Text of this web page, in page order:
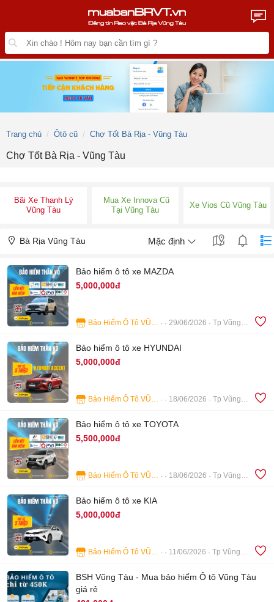
Trang chủ Ôtô cũ Chợ Tốt Bà Rịa - Vũng Tàu
Chợ Tốt Bà Rịa - Vũng Tàu
Bãi Xe Thanh Lý
Vũng Tàu
Mua Xe Innova Cũ
Tại Vũng Tàu
Xe Vios Cũ Vũng Tàu
Bà Rịa Vũng Tàu Mặc định
Bảo hiểm ô tô xe MAZDA
5,000,000đ
Bảo Hiểm Ô Tô VŨNG TÀU 29/06/2026 Tp Vũng Tàu
Bảo hiểm ô tô xe HYUNDAI
5,000,000đ
Bảo Hiểm Ô Tô VŨNG TÀU 18/06/2026 Tp Vũng Tàu
Bảo hiểm ô tô xe TOYOTA
5,500,000đ
Bảo Hiểm Ô Tô VŨNG TÀU 18/06/2026 Tp Vũng Tàu
Bảo hiểm ô tô xe KIA
5,000,000đ
Bảo Hiểm Ô Tô VŨNG TÀU 11/06/2026 Tp Vũng Tàu
BSH Vũng Tàu - Mua bảo hiểm Ô tô Vũng Tàu
giá rẻ